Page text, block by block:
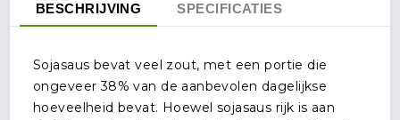
BESCHRIJVING SPECIFICATIES
Sojasaus bevat veel zout, met een portie die
ongeveer 38% van de aanbevolen dagelijkse
hoeveelheid bevat. Hoewel sojasaus rijk is aan